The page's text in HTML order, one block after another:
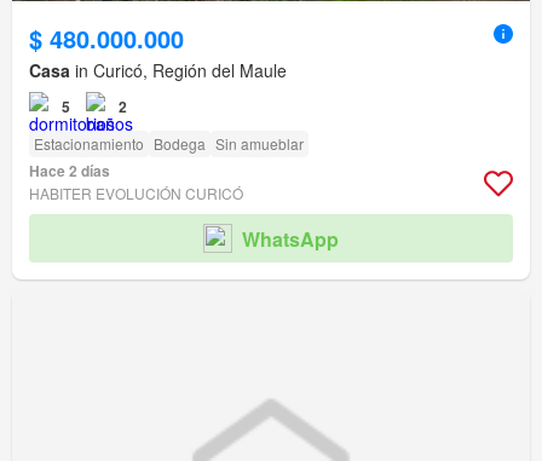
$ 480.000.000
Casa in Curicó, Región del Maule
5 2
Estacionamiento Bodega Sin amueblar
Hace 2 días
HABITER EVOLUCIÓN CURICÓ
WhatsApp